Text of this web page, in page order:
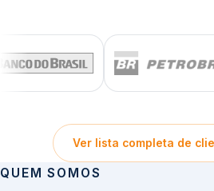
Ver lista completa de
QUEM SOMOS